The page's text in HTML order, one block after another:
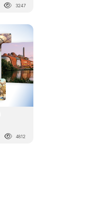
3247
4812